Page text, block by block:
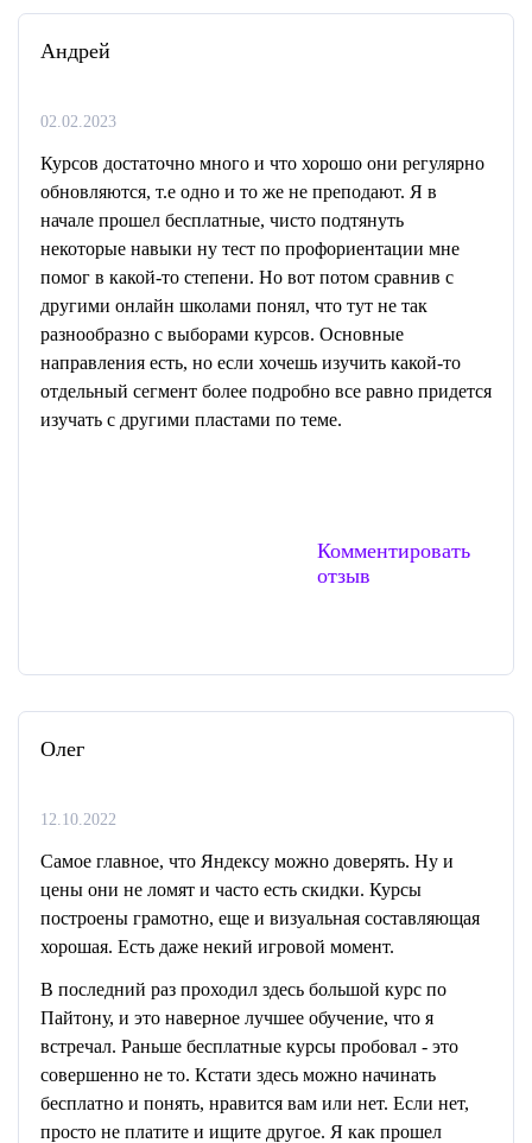
Андрей
02.02.2023
Курсов достаточно много и что хорошо они регулярно
обновляются, т.е одно и то же не преподают. Я в
начале прошел бесплатные, чисто подтянуть
некоторые навыки ну тест по профориентации мне
помог в какой-то степени. Но вот потом сравнив с
другими онлайн школами понял, что тут не так
разнообразно с выборами курсов. Основные
направления есть, но если хочешь изучить какой-то
отдельный сегмент более подробно все равно придется
изучать с другими пластами по теме.
Комментировать
отзыв
Олег
12.10.2022
Самое главное, что Яндексу можно доверять. Ну и
цены они не ломят и часто есть скидки. Курсы
построены грамотно, еще и визуальная составляющая
хорошая. Есть даже некий игровой момент.
В последний раз проходил здесь большой курс по
Пайтону, и это наверное лучшее обучение, что я
встречал. Раньше бесплатные курсы пробовал - это
совершенно не то. Кстати здесь можно начинать
бесплатно и понять, нравится вам или нет. Если нет,
просто не платите и ищите другое. Я как прошел